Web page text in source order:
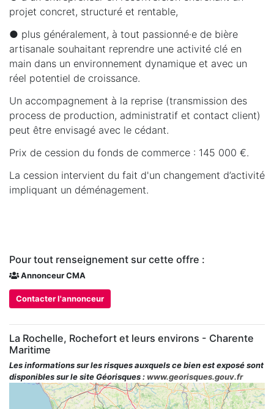
projet concret, structuré et rentable,
● plus généralement, à tout passionné·e de bière
artisanale souhaitant reprendre une activité clé en
main dans un environnement dynamique et avec un
réel potentiel de croissance.
Un accompagnement à la reprise (transmission des
process de production, administratif et contact client)
peut être envisagé avec le cédant.
Prix de cession du fonds de commerce : 145 000 €.
La cession intervient du fait d'un changement d’activité
impliquant un déménagement.
Pour tout renseignement sur cette offre :
Annonceur CMA
Contacter l'annonceur
La Rochelle, Rochefort et leurs environs - Charente
Maritime
Les informations sur les risques auxquels ce bien est exposé sont
disponibles sur le site Géorisques : www.georisques.gouv.fr